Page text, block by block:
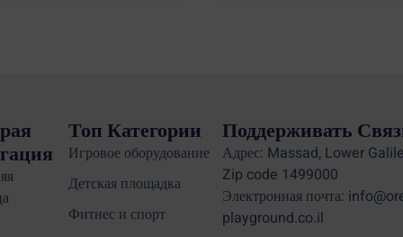
Топ Категории
Игровое оборудование
Детская площадка
Фитнес и спорт
Поддерживать
Адрес: Massad, Lower
Zip code 1499000
Электронная почта:
playground.co.il